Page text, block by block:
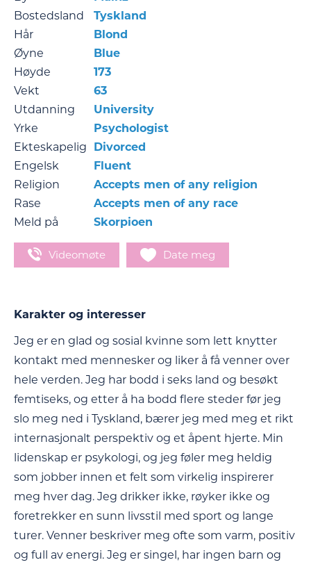
Bostedsland
Tyskland
Hår
Blond
Øyne
Blue
Høyde
173
Vekt
63
Utdanning
University
Yrke
Psychologist
Ekteskapelig
Divorced
Engelsk
Fluent
Religion
Accepts men of any religion
Rase
Accepts men of any race
Meld på
Skorpioen
Videomøte Date meg
Karakter og interesser
Jeg er en glad og sosial kvinne som lett knytter
kontakt med mennesker og liker å få venner over
hele verden. Jeg har bodd i seks land og besøkt
femtiseks, og etter å ha bodd flere steder før jeg
slo meg ned i Tyskland, bærer jeg med meg et rikt
internasjonalt perspektiv og et åpent hjerte. Min
lidenskap er psykologi, og jeg føler meg heldig
som jobber innen et felt som virkelig inspirerer
meg hver dag. Jeg drikker ikke, røyker ikke og
foretrekker en sunn livsstil med sport og lange
turer. Venner beskriver meg ofte som varm, positiv
og full av energi. Jeg er singel, har ingen barn og